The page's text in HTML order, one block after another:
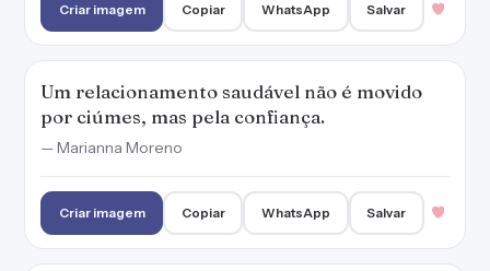
Criar imagem Copiar WhatsApp Salvar
Um relacionamento saudável não é movido
por ciúmes, mas pela confiança.
— Marianna Moreno
Criar imagem Copiar WhatsApp Salvar